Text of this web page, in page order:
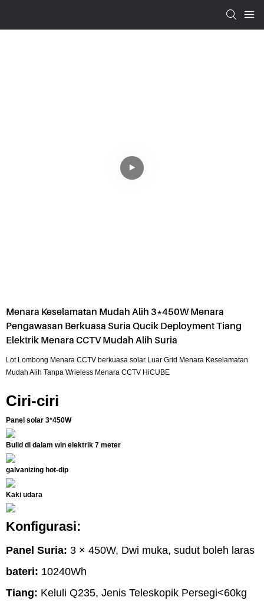
Menara Keselamatan Mudah Alih 3*450W Menara
Pengawasan Berkuasa Suria Qucik Deployment Tiang
Elektrik Menara CCTV Mudah Alih Suria
Lot Lombong Menara CCTV berkuasa solar Luar Grid Menara Keselamatan
Mudah Alih Tanpa Wrieless Menara CCTV HiCUBE
Ciri-ciri
Panel solar 3*450W
Bulid di dalam win elektrik 7 meter
galvanizing hot-dip
Kaki udara
Konfigurasi:
Panel Suria: 3 × 450W, Dwi muka, sudut boleh laras
bateri: 10240Wh
Tiang: Keluli Q235, Jenis Teleskopik Persegi<60kg